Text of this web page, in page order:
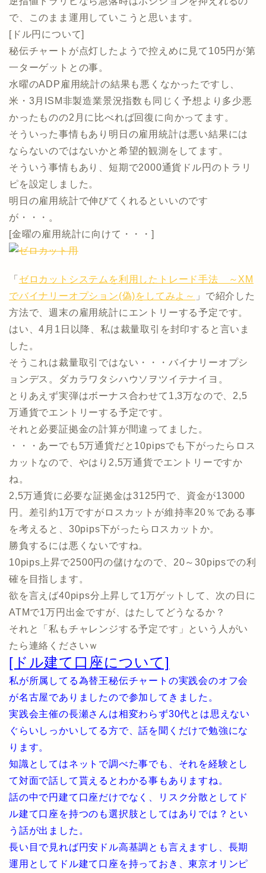
で、このまま運用していこうと思います。
[ドル円について]
秘伝チャートが点灯したようで控えめに見て105円が第
一ターゲットとの事。
水曜のADP雇用統計の結果も悪くなかったですし、
米・3月ISM非製造業景況指数も同じく予想より多少悪
かったものの2月に比べれば回復に向かってます。
そういった事情もあり明日の雇用統計は悪い結果には
ならないのではないかと希望的観測をしてます。
そういう事情もあり、短期で2000通貨ドル円のトラリ
ピを設定しました。
明日の雇用統計で伸びてくれるといいのです
が・・・。
[金曜の雇用統計に向けて・・・]
「 ゼロカットシステムを利用したトレード手法 ～XM
でバイナリーオプション(偽)をしてみよ～ 」で紹介した
方法で、週末の雇用統計にエントリーする予定です。
はい、4月1日以降、私は裁量取引を封印すると言いま
した。
そうこれは裁量取引ではない・・・バイナリーオプシ
ョンデス。ダカラワタシハウソヲツイテナイヨ。
とりあえず実弾はボーナス合わせて1,3万なので、2,5
万通貨でエントリーする予定です。
それと必要証拠金の計算が間違ってました。
・・・あーでも5万通貨だと10pipsでも下がったらロス
カットなので、やはり2,5万通貨でエントリーですか
ね。
2,5万通貨に必要な証拠金は3125円で、資金が13000
円。差引約1万ですがロスカットが維持率20％である事
を考えると、30pips下がったらロスカットか。
勝負するには悪くないですね。
10pips上昇で2500円の儲けなので、20～30pipsでの利
確を目指します。
欲を言えば40pips分上昇して1万ゲットして、次の日に
ATMで1万円出金ですが、はたしてどうなるか？
それと「私もチャレンジする予定です」という人がい
たら連絡くださいｗ
[ドル建て口座について]
私が所属してる為替王秘伝チャートの実践会のオフ会
が名古屋でありましたので参加してきました。
実践会主催の長瀬さんは相変わらず30代とは思えない
ぐらいしっかいしてる方で、話を聞くだけで勉強にな
ります。
知識としてはネットで調べた事でも、それを経験とし
て対面で話して貰えるとわかる事もありますね。
話の中で円建て口座だけでなく、リスク分散としてド
ル建て口座を持つのも選択肢としてはありでは？とい
う話が出ました。
長い目で見れば円安ドル高基調とも言えますし、長期
運用としてドル建て口座を持っておき、東京オリンピ